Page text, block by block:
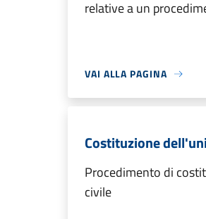
relative a un
VAI ALLA PAGINA
Costituzione
Procedimento di
civile